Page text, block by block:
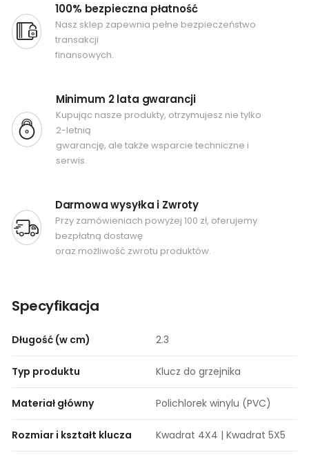
100% bezpieczna płatność
Nasz sklep zapewnia pełne bezpieczeństwo
transakcji
finansowych.
Minimum 2 lata gwarancji
Kupując nasze produkty, otrzymujesz nie tylko
2-letnią
gwarancję, ale także wsparcie techniczne i
serwis.
Darmowa wysyłka i Zwroty
Przy zamówieniach powyżej 100 zł, oferujemy
bezpłatną dostawę
oraz możliwość zwrotu produktów.
Specyfikacja
Długość (w cm) 2.3
Typ produktu Klucz do grzejnika
Materiał główny Polichlorek winylu (PVC)
Rozmiar i kształt klucza Kwadrat 4X4 | Kwadrat 5X5